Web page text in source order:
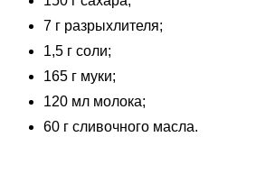
7 г разрыхлителя;
1,5 г соли;
165 г муки;
120 мл молока;
60 г сливочного масла.